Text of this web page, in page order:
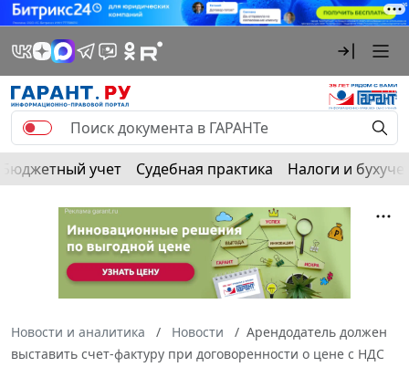
Бюджетный учет Судебная практика Налоги и
Новости и аналитика Новости
Арендодатель должен
выставить счет-фактуру при договоренности о цене с НДС